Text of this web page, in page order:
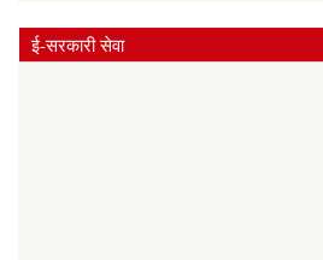
ई-सरकारी सेवा